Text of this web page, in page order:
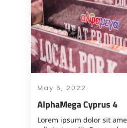
May 6, 2022
AlphaMega Cyprus 4
Lorem ipsum dolor sit